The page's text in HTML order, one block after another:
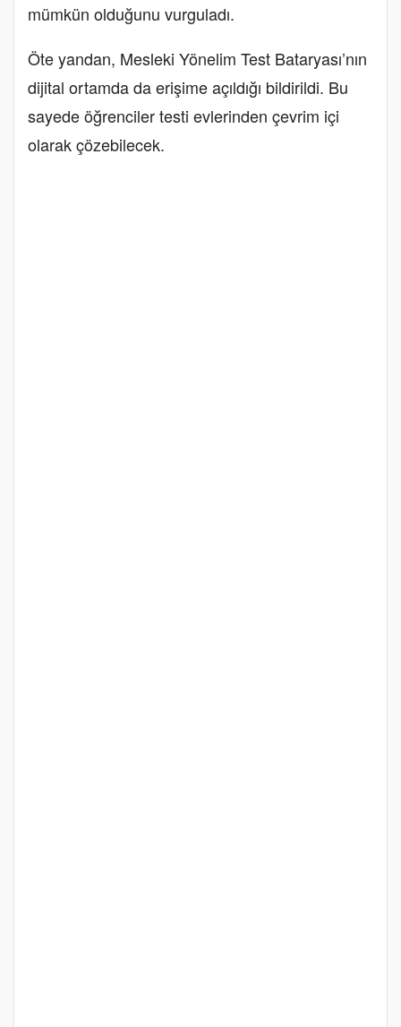
mümkün olduğunu vurguladı.
Öte yandan, Mesleki Yönelim Test Bataryası’nın
dijital ortamda da erişime açıldığı bildirildi. Bu
sayede öğrenciler testi evlerinden çevrim içi
olarak çözebilecek.